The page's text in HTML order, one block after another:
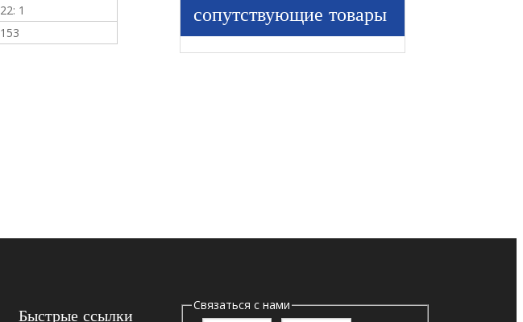
22: 1
153
сопутствующие товары
Быстрые ссылки
Связаться с нами